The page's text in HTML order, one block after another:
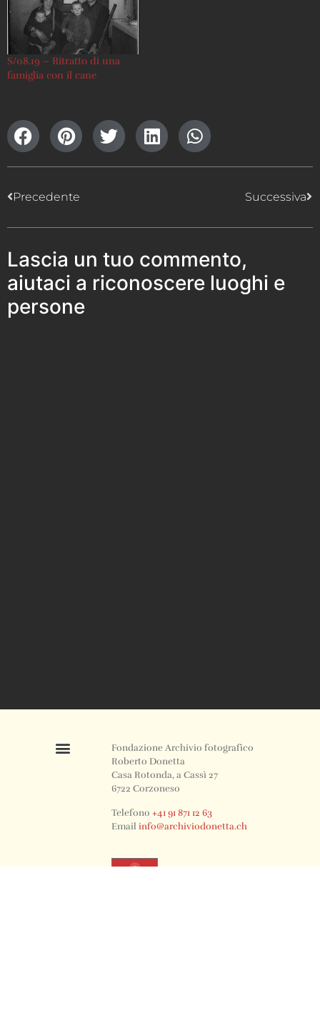
S/08.19 – Ritratto di una
famiglia con il cane
Precedente Successiva
Lascia un tuo commento,
aiutaci a riconoscere luoghi e
persone
Fondazione Archivio fotografico
Roberto Donetta
Casa Rotonda, a Cassì 27
6722 Corzoneso
Telefono+41 91 871 12 63
Emailinfo@archiviodonetta.ch
0